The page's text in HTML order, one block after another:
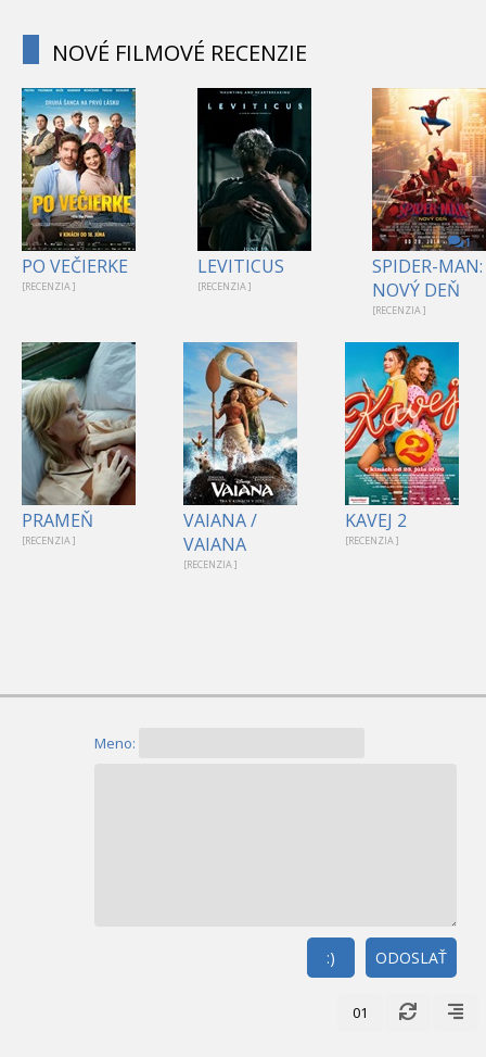
NOVÉ FILMOVÉ RECENZIE
PO VEČIERKE
[RECENZIA ]
LEVITICUS
[RECENZIA ]
1
SPIDER-MAN:
NOVÝ DEŇ
[RECENZIA ]
PRAMEŇ
[RECENZIA ]
VAIANA /
VAIANA
[RECENZIA ]
KAVEJ 2
[RECENZIA ]
Meno:
ODOSLAŤ
:)
01